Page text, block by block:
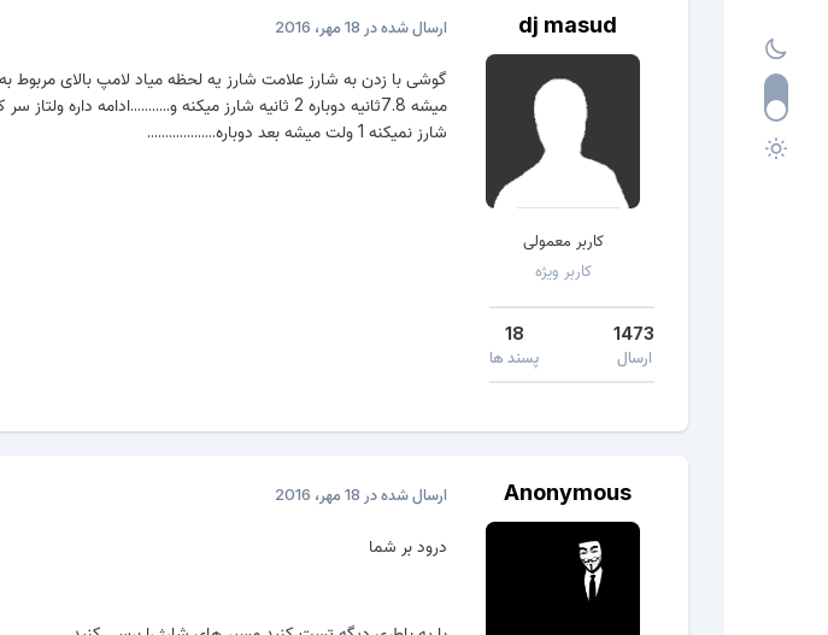
dj masud
کاربر معمولی
کاربر ویژه
1473
ارسال
18
پسند ها
ارسال شده در 18 مهر، 2016
شارز نمیکنه 1 ولت میشه بعد دوباره...................
Anonymous ارسال شده در 18 مهر، 2016
درود بر شما